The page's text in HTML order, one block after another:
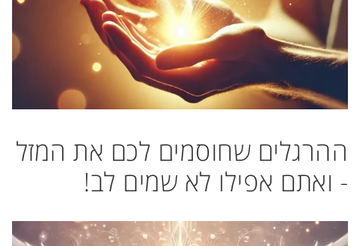
ההרגלים שחוסמים לכם את המזל
- ואתם אפילו לא שמים לב!